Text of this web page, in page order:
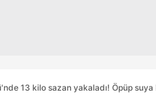
13 kilo sazan yakaladı! Öpüp suya